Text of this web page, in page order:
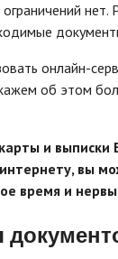
онлайн-
об этом
и
вы
время и